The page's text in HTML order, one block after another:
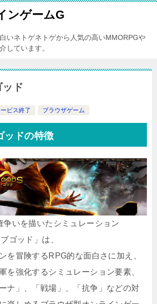
ンゲームG
いネトゲネトゲから人気の高いMMORPGや
しています。
ッド
ビス終了 ブラウザゲーム
ッドの特徴
争いを描いたシミュレーション
ゴッド」は、
を冒険するRPG的な面白さに加え、
を強化するシミュレーション要素、
ナ」、「戦場」、「抗争」などの対